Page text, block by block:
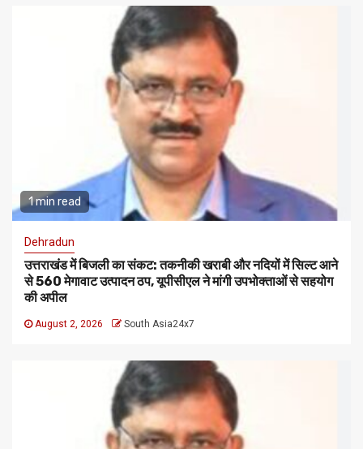
1 min read
Dehradun
उत्तराखंड में बिजली का संकट: तकनीकी खराबी और नदियों में सिल्ट आने
से 560 मेगावाट उत्पादन ठप, यूपीसीएल ने मांगी उपभोक्ताओं से सहयोग
की अपील
August 2, 2026 South Asia24x7